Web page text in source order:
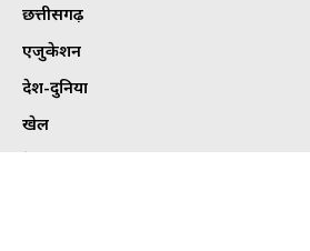
छत्तीसगढ़
एजुकेशन
देश-दुनिया
खेल
हेल्थ